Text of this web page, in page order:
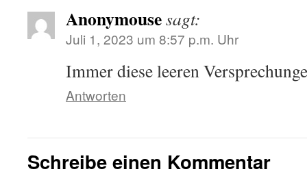
Anonymousesagt:
Juli 1, 2023 um 8:57 p.m. Uhr
Immer diese leeren
Antworten
Schreibe einen Kommentar